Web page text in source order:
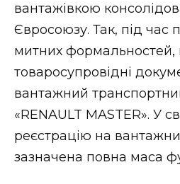
вантажівкою
Євросоюзу. Так, під час
митних формальностей,
товаросупровідні
вантажний
«RENAULT MASTER». У
реєстрацію на
зазначена повна маса